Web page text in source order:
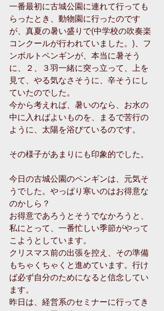
一番最初に古城公園に連れて行っても
らったとき、動物園に行ったのです
が、真夏の暑い盛りで(中学校の吹奏楽
コンクールが行われていました。)、フ
ンボルトペンギンが、本当に暑そう
に、２、３羽一緒に突っ立って、上を
見て、やる気なさそうに、辛そうにし
ていたのでした。
今から考えれば、暑いのなら、お水の
中に入ればよいものを、まるで苦行の
ように、太陽を浴びているのです。
その様子があまりにも印象的でした。
今日の古城公園のペンギンは、元気そ
うでした。やっぱり寒いのはお得意な
のかしら？
お得意であろうとそうでなかろうと、
私にとって、一番忙しい季節がやって
こようとしています。
クリスマス前の出張を控え、その準備
もちゃくちゃくと進めています。行け
ば必ず自分のためになると信念してい
ます。
昨日は、経営系のセミナーに行ってき